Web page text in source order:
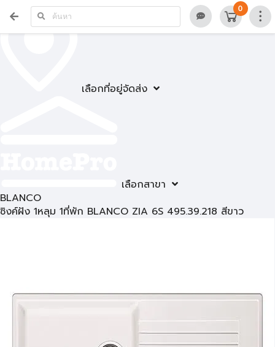
เลือกที่อยู่จัดส่ง
เลือกสาขา
0
BLANCO
ซิงค์ฝัง 1หลุม 1ที่พัก BLANCO ZIA 6S 495.39.218 สีขาว